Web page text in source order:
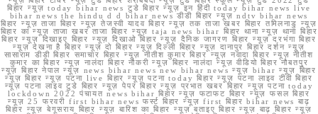
बिहार न्यूज़ today bihar news टुडे बिहार न्यूज़ इन हिंदी today bihar news live
bihar news the hindu d d bihar news डीडी बिहार न्यूज़ ndtv bihar news
बिहार न्यूज़ ताजा बिहार न्यूज़ तेजस्वी यादव बिहार न्यूज़ तक ताजा खबर बिहार तमिलनाडु न्यूज़
बिहार का न्यूज़ ताजा खबर ताजा बिहार न्यूज़ taja news bihar बिहार थाना न्यूज़ थाना बिहार
बिहार न्यूज़ दिखाइए बिहार न्यूज़ दिखाओ बिहार न्यूज़ दैनिक जागरण बिहार न्यूज़ दरभंगा बिहार
न्यूज़ देखना है बिहार न्यूज़ दो बिहार न्यूज़ दिल्ली बिहार न्यूज़ दानापुर बिहार दर्शन न्यूज़
सासाराम डीडी बिहार समाचार बिहार न्यूज़ नीतीश कुमार बिहार न्यूज़ नवादा बिहार न्यूज़ नीतीश
कुमार का बिहार न्यूज़ नालंदा बिहार नौकरी न्यूज़ बिहार नालंदा न्यूज़ वीडियो बिहार नौबतपुर
न्यूज़ बिहार नेपाल न्यूज़ news bihar news new bihar news न्यूज़ bihar न्यूज़ बिहार
न्यूज़ बिहार न्यूज़ पटना live बिहार न्यूज़ पटना today बिहार न्यूज़ पटना लाइव टीवी बिहार
न्यूज़ पटना लाइव टुडे बिहार न्यूज़ पेपर बिहार न्यूज़ प्रभात खबर बिहार न्यूज़ पटना today
lockdown 2022 पंचायत news bihar बिहार न्यूज़ फटाफट बिहार न्यूज़ फसल बिहार
न्यूज़ 25 फरवरी first bihar news फर्स्ट बिहार न्यूज़ first बिहार bihar news बाढ़
बिहार न्यूज़ बेगूसराय बिहार न्यूज़ बारिश का बिहार न्यूज़ बताइए बिहार न्यूज़ बाढ़ बिहार न्यूज़